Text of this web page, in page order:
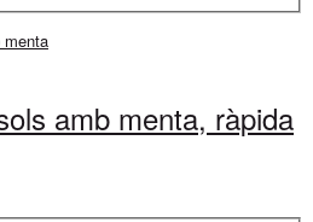
amb menta, ràpida